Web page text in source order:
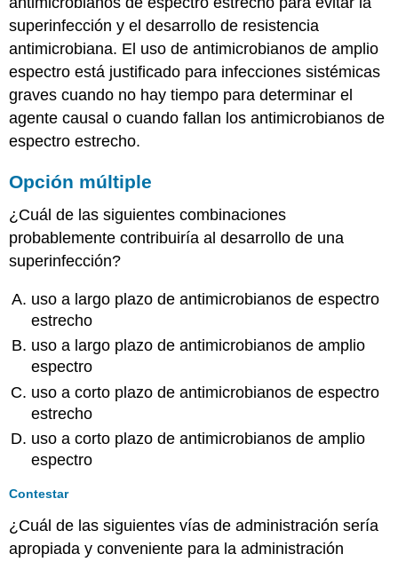
superinfección y el desarrollo de resistencia
antimicrobiana. El uso de antimicrobianos de amplio
espectro está justificado para infecciones sistémicas
graves cuando no hay tiempo para determinar el
agente causal o cuando fallan los antimicrobianos de
espectro estrecho.
Opción múltiple
¿Cuál de las siguientes combinaciones
probablemente contribuiría al desarrollo de una
superinfección?
uso a largo plazo de antimicrobianos de espectro
estrecho
uso a largo plazo de antimicrobianos de amplio
espectro
uso a corto plazo de antimicrobianos de espectro
estrecho
uso a corto plazo de antimicrobianos de amplio
espectro
Contestar
¿Cuál de las siguientes vías de administración sería
apropiada y conveniente para la administración